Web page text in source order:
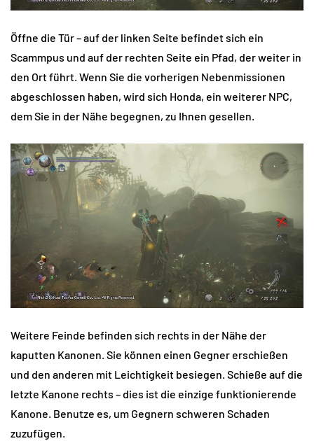
Öffne die Tür – auf der linken Seite befindet sich ein
Scammpus und auf der rechten Seite ein Pfad, der weiter in
den Ort führt. Wenn Sie die vorherigen Nebenmissionen
abgeschlossen haben, wird sich Honda, ein weiterer NPC,
dem Sie in der Nähe begegnen, zu Ihnen gesellen.
Weitere Feinde befinden sich rechts in der Nähe der
kaputten Kanonen. Sie können einen Gegner erschießen
und den anderen mit Leichtigkeit besiegen. Schieße auf die
letzte Kanone rechts – dies ist die einzige funktionierende
Kanone. Benutze es, um Gegnern schweren Schaden
zuzufügen.